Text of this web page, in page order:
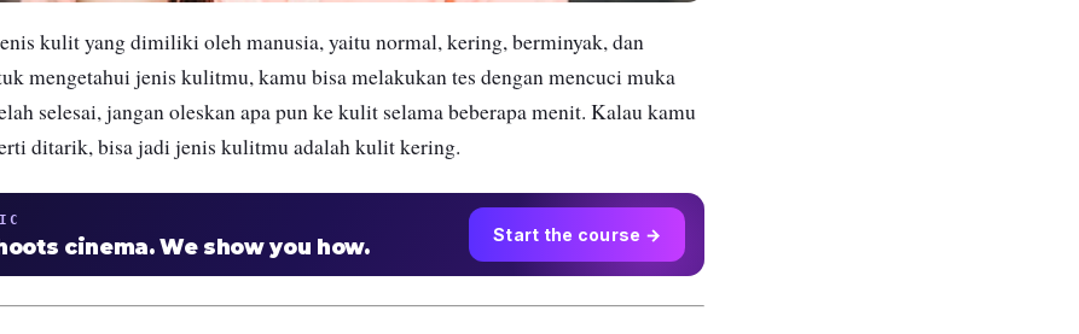
kulit yang dimiliki oleh manusia, yaitu normal, kering, berminyak, dan
mengetahui jenis kulitmu, kamu bisa melakukan tes dengan mencuci muka
selesai, jangan oleskan apa pun ke kulit selama beberapa menit. Kalau kamu
ditarik, bisa jadi jenis kulitmu adalah kulit kering.
cinema. We show you how. Start the course →